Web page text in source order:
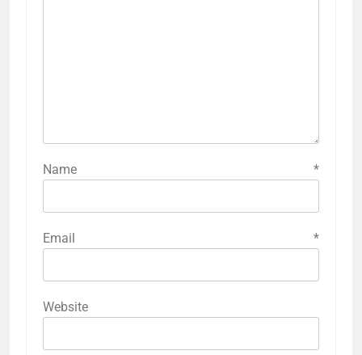
Name *
Email *
Website